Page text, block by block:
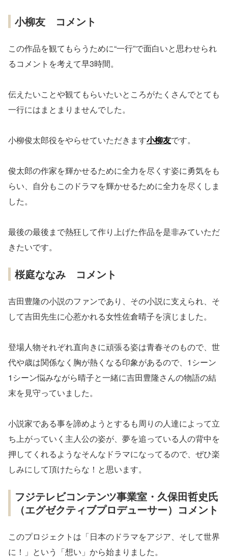
小柳友 コメント
この作品を観てもらうために“一行”で面白いと思わせられ
るコメントを考えて早3時間。
伝えたいことや観てもらいたいところがたくさんでとても
一行にはまとまりませんでした。
小柳俊太郎役をやらせていただきます小柳友です。
俊太郎の作家を輝かせるために全力を尽くす姿に勇気をも
らい、自分もこのドラマを輝かせるために全力を尽くしま
した。
最後の最後まで熱狂して作り上げた作品を是非みていただ
きたいです。
桜庭ななみ コメント
吉田豊隆の小説のファンであり、その小説に支えられ、そ
して吉田先生に心惹かれる女性佐倉晴子を演じました。
登場人物それぞれ直向きに頑張る姿は青春そのもので、世
代や歳は関係なく胸が熱くなる印象があるので、1シーン
1シーン悩みながら晴子と一緒に吉田豊隆さんの物語の結
末を見守っていました。
小説家である事を諦めようとするも周りの人達によって立
ち上がっていく主人公の姿が、夢を追っている人の背中を
押してくれるようなそんなドラマになってるので、ぜひ楽
しみにして頂けたらな！と思います。
フジテレビコンテンツ事業室・久保田哲史氏
（エグゼクティブプロデューサー）コメント
このプロジェクトは「日本のドラマをアジア、そして世界
に！」という「想い」から始まりました。